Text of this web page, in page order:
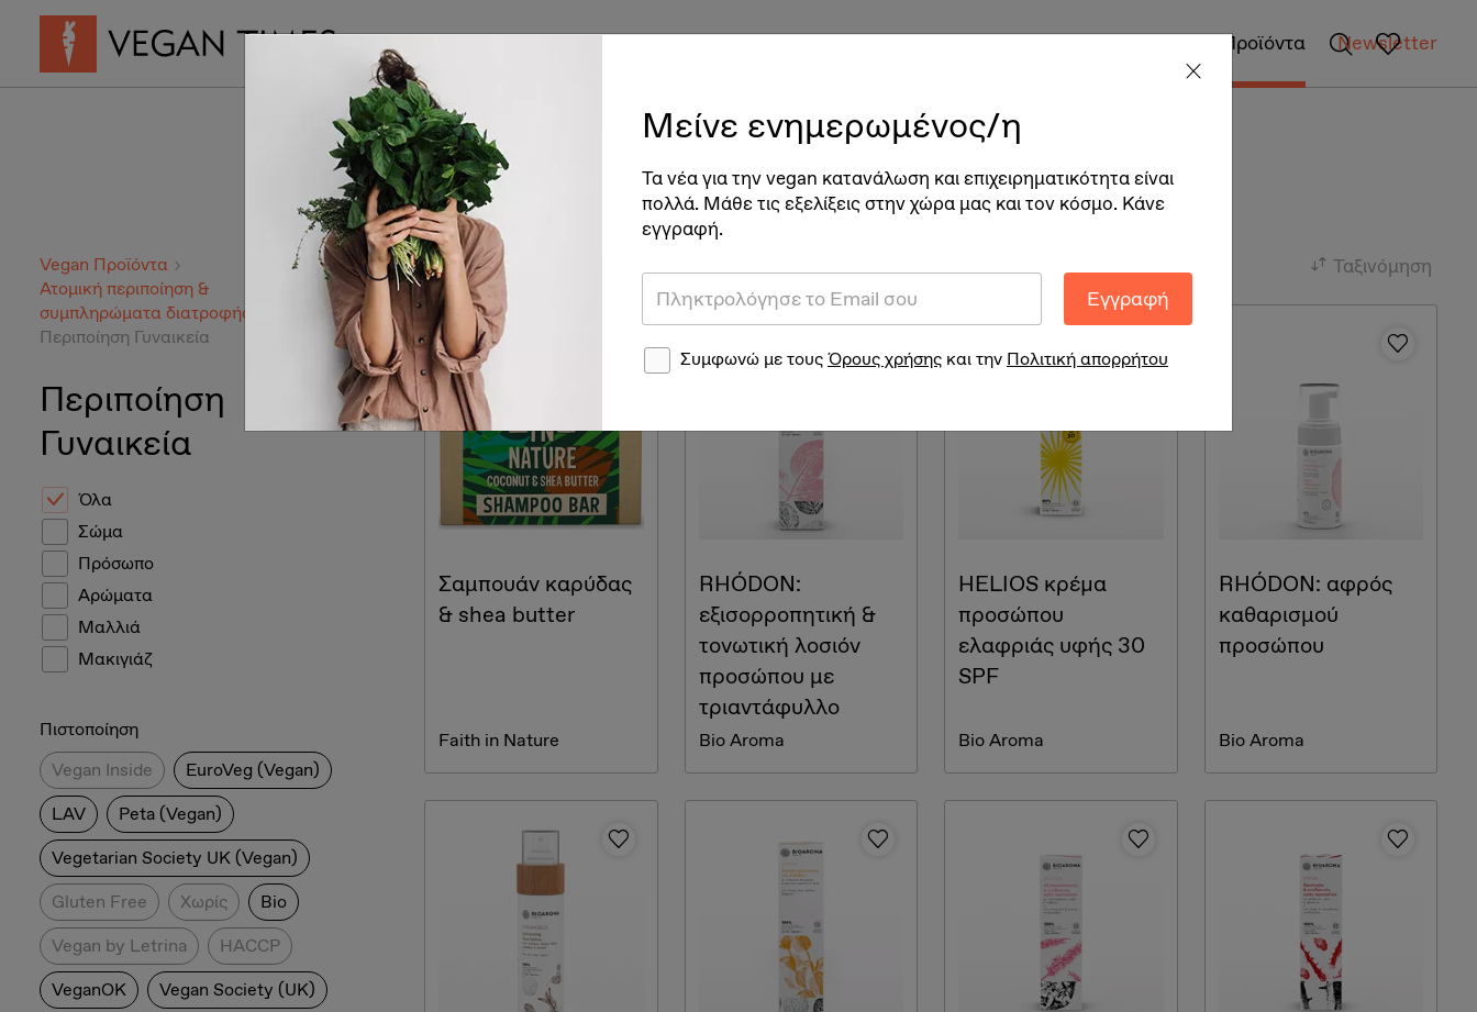
Vegan Συνταγές Vegan Διατροφή & Υγεία Βιγκανισμός Νέα Vegan Επιχειρήσεις Vegan Προϊόντα Newsletter
Vegan Προϊόντα
Ατομική περιποίηση &
συμπληρώματα διατροφής
Περιποίηση Γυναικεία
Περιποίηση
Γυναικεία
Όλα
Σώμα
Πρόσωπο
Αρώματα
Μαλλιά
Μακιγιάζ
Πιστοποίηση
Vegan Inside
EuroVeg (Vegan)
LAV
Peta (Vegan)
Vegetarian Society UK (Vegan)
Gluten Free
Χωρίς
Bio
Vegan by Letrina
HACCP
VeganOK
Vegan Society (UK)
1-20 από 709 αποτελέσματα Ταξινόμηση
Σαμπουάν καρύδας
& shea butter
Faith in Nature
RHÓDON:
εξισορροπητική &
τονωτική λοσιόν
προσώπου με
τριαντάφυλλο
Bio Aroma
HELIOS κρέµα
προσώπου
ελαφριάς υφής 30
SPF
Bio Aroma
RHÓDON: αφρός
καθαρισμού
προσώπου
Bio Aroma
Μείνε ενημερωμένος/η
Τα νέα για την vegan κατανάλωση και επιχειρηματικότητα είναι
πολλά. Μάθε τις εξελίξεις στην χώρα μας και τον κόσμο. Κάνε
εγγραφή.
Εγγραφή
Συμφωνώ με τουςΌρους χρήσης και την Πολιτική απορρήτου